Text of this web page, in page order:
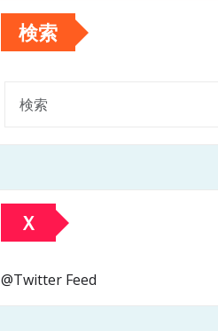
検索
Ｘ
@Twitter Feed